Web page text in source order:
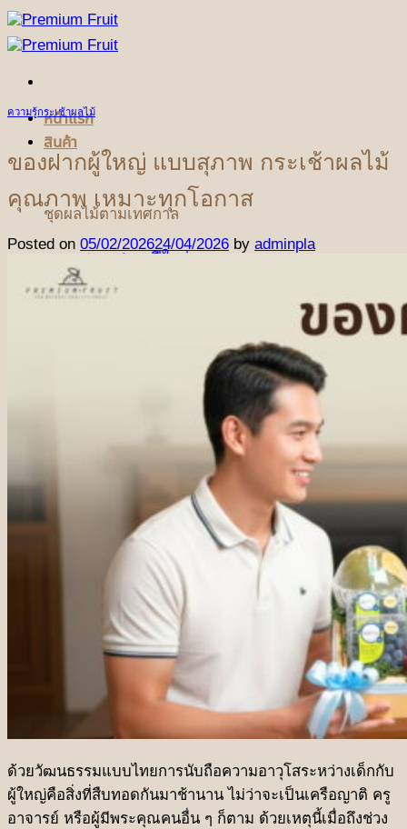
ข้าม
ไป
เนื้อหา
หน้าแรก
สินค้า
ชุดผลไม้ตามเทศกาล
ชุดเทศกาลปีใหม่
ชุดเทศกาลวันแห่งความรัก
ชุดผลไม้เทศกาลวันแม่
(NEW)
ชุดเทศกาลสารทจีน (NEW)
ชุดเทศกาลไหว้พระจันทร์ (NEW)
ชุดเทศกาลเกษียณอายุ
ชุดเทศกาลองุ่น Ruby
ความรู้กระเช้าผลไม้
ของฝากผู้ใหญ่ แบบสุภาพ กระเช้าผลไม้
คุณภาพ เหมาะทุกโอกาส
Posted on 05/02/202624/04/2026 by adminpla
ด้วยวัฒนธรรมแบบไทยการนับถือความอาวุโสระหว่างเด็กกับ
ผู้ใหญ่คือสิ่งที่สืบทอดกันมาช้านาน ไม่ว่าจะเป็นเครือญาติ ครู
อาจารย์ หรือผู้มีพระคุณคนอื่น ๆ ก็ตาม ด้วยเหตุนี้เมื่อถึงช่วง